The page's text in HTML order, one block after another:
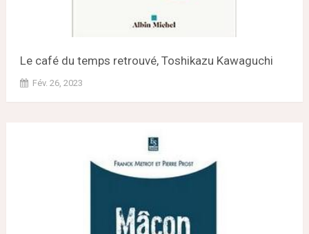
Le café du temps retrouvé, Toshikazu Kawaguchi
Fév. 26, 2023